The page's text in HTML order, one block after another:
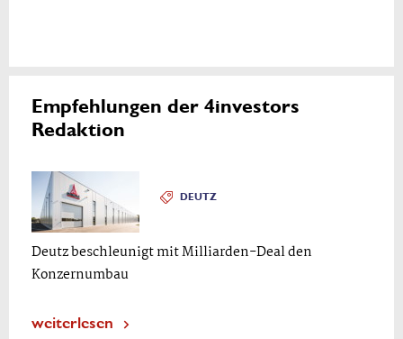
Empfehlungen der 4investors
Redaktion
DEUTZ
Deutz beschleunigt mit Milliarden-Deal den
Konzernumbau
weiterlesen